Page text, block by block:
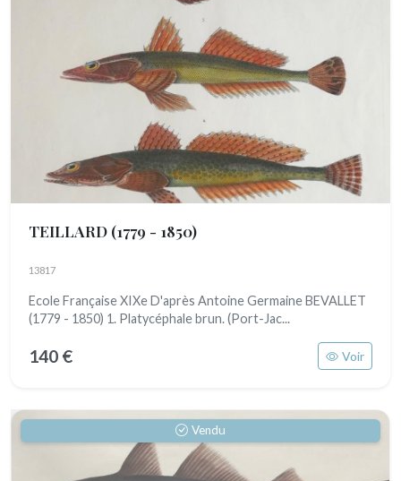
TEILLARD (1779 - 1850)
13817
Ecole Française XIXe D'après Antoine Germaine BEVALLET
(1779 - 1850) 1. Platycéphale brun. (Port-Jac...
140 € Voir
Vendu